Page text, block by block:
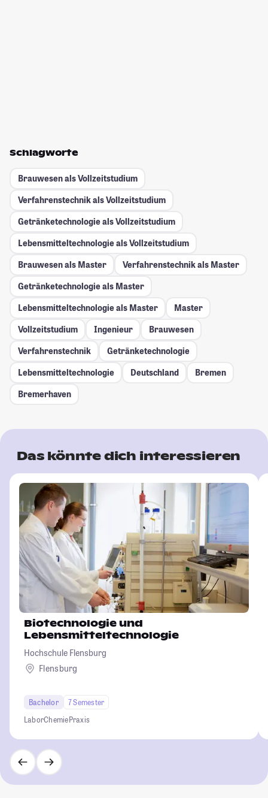
Schlagworte
Brauwesen als Vollzeitstudium
Verfahrenstechnik als Vollzeitstudium
Getränketechnologie als Vollzeitstudium
Lebensmitteltechnologie als Vollzeitstudium
Brauwesen als Master
Verfahrenstechnik als Master
Getränketechnologie als Master
Lebensmitteltechnologie als Master
Master
Vollzeitstudium
Ingenieur
Brauwesen
Verfahrenstechnik
Getränketechnologie
Lebensmitteltechnologie
Deutschland
Bremen
Bremerhaven
Das könnte dich interessieren
Biotechnologie und
Lebensmitteltechnologie
Hochschule Flensburg
Flensburg
Bachelor
7 Semester
LaborChemiePraxis